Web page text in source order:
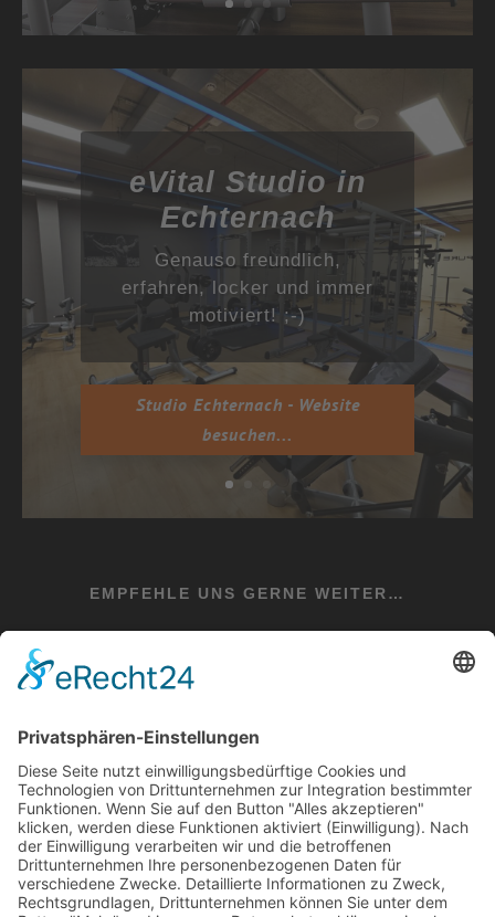
eVital Studio in
Echternach
Genauso freundlich,
erfahren, locker und immer
motiviert! ;-)
Studio Echternach - Website
besuchen...
EMPFEHLE UNS GERNE WEITER…
teilen
+49 6525 934433 E-Mail: info@evital-irrel.de